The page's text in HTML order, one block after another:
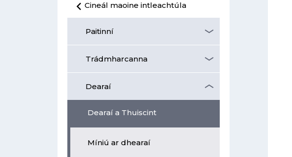
Cineál maoine intleachtúla
Paitinní
Trádmharcanna
Dearaí
Dearaí a Thuiscint
Míniú ar dhearaí